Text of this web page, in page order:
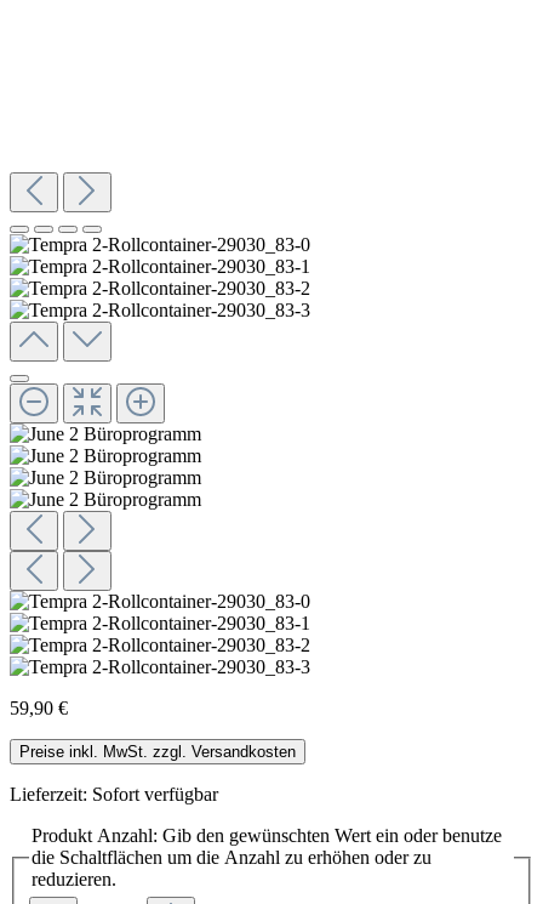
59,90 €
Preise inkl. MwSt. zzgl. Versandkosten
Lieferzeit: Sofort verfügbar
Produkt Anzahl: Gib den gewünschten Wert ein oder benutze
die Schaltflächen um die Anzahl zu erhöhen oder zu
reduzieren.